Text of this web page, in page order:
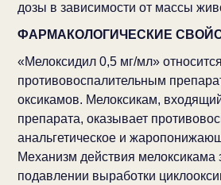
дозы в зависимости от массы
ФАРМАКОЛОГИЧЕСКИЕ
«Мелоксидил 0,5 мг/мл»
противовоспалительным
оксикамов. Мелоксикам,
препарата, оказывает
анальгетическое и
Механизм действия мелоксикама
подавлении выработки